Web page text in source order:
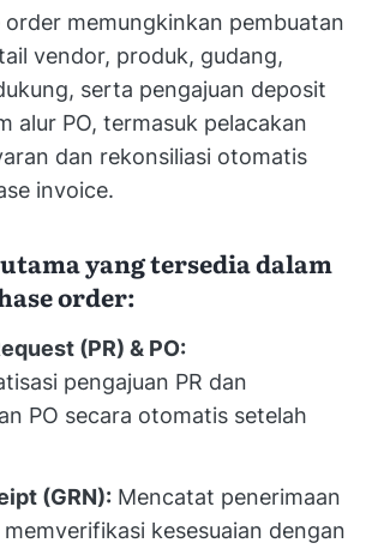
memungkinkan pembuatan
vendor, produk, gudang,
serta pengajuan deposit
alur PO, termasuk pelacakan
dan rekonsiliasi otomatis
invoice.
yang tersedia dalam
order:
(PR) & PO:
pengajuan PR dan
PO secara otomatis setelah
(GRN): Mencatat penerimaan
kesesuaian dengan